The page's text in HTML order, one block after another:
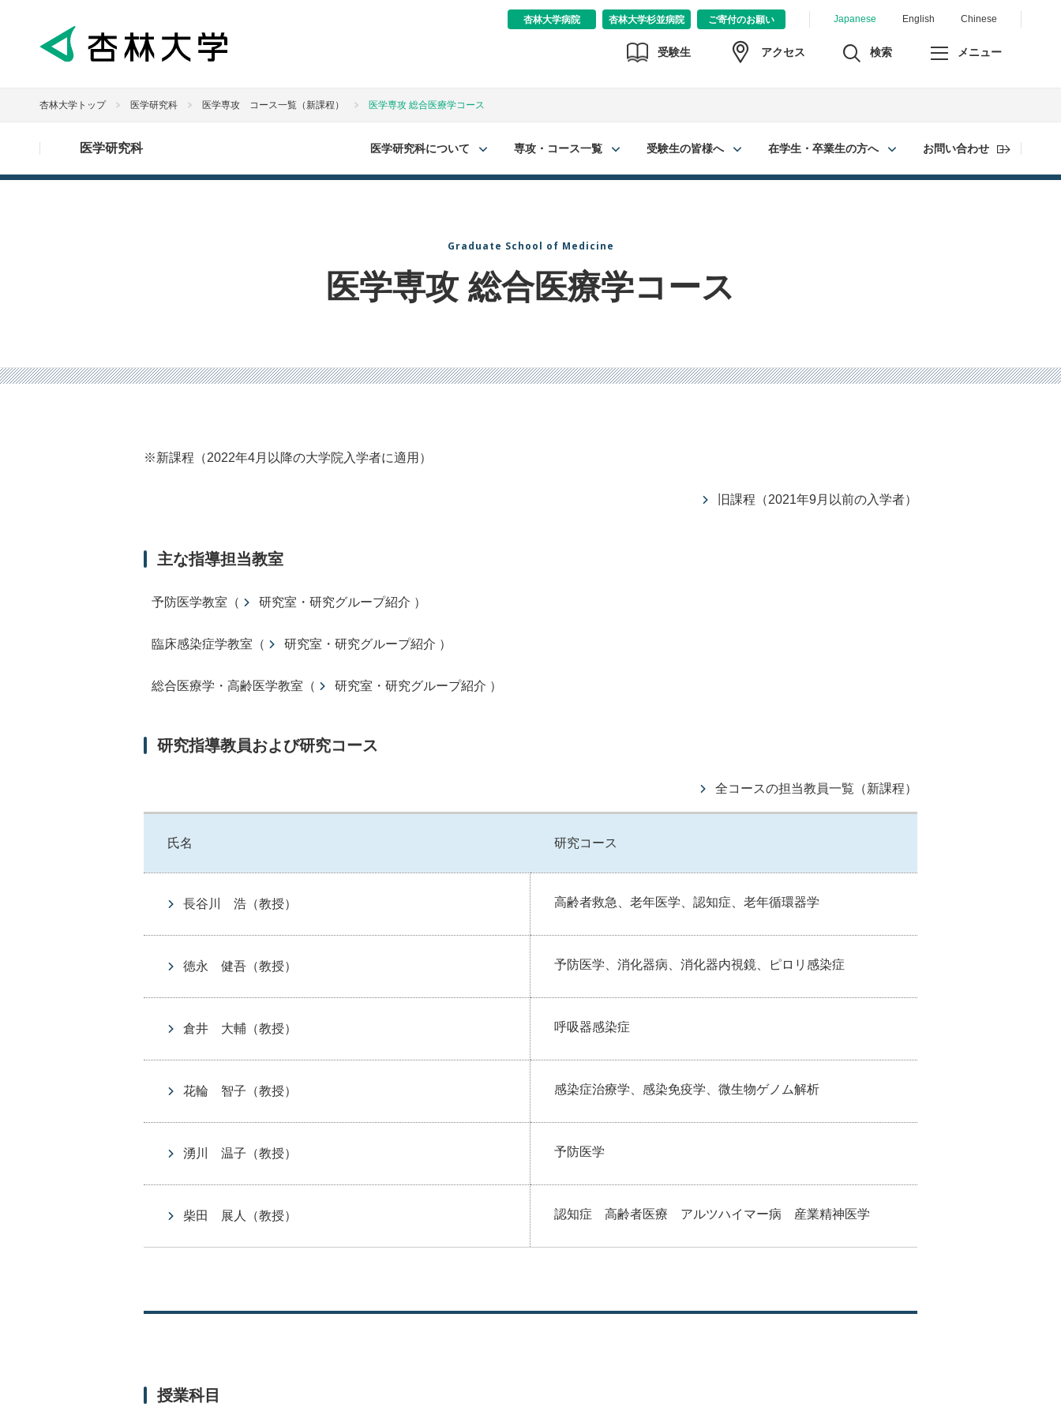
Japanese English Chinese
杏林大学病院 杏林大学杉並病院 ご寄付のお願い
受験生 アクセス 検索 メニュー
杏林大学トップ 医学研究科 医学専攻 コース一覧（新課程） 医学専攻 総合医療学コース
医学研究科 医学研究科について 専攻・コース一覧 受験生の皆様へ 在学生・卒業生の方へ お問い合わせ
Graduate School of Medicine
医学専攻 総合医療学コース
※新課程（2022年4月以降の大学院入学者に適用）
旧課程（2021年9月以前の入学者）
主な指導担当教室
予防医学教室（ 研究室・研究グループ紹介 ）
臨床感染症学教室（ 研究室・研究グループ紹介 ）
総合医療学・高齢医学教室（ 研究室・研究グループ紹介 ）
研究指導教員および研究コース
全コースの担当教員一覧（新課程）
氏名 研究コース
長谷川 浩 （教授） 高齢者救急、老年医学、認知症、老年循環器学
徳永 健吾 （教授） 予防医学、消化器病、消化器内視鏡、ピロリ感染症
倉井 大輔 （教授） 呼吸器感染症
花輪 智子 （教授） 感染症治療学、感染免疫学、微生物ゲノム解析
湧川 温子 （教授） 予防医学
柴田 展人 （教授） 認知症 高齢者医療 アルツハイマー病 産業精神医学
授業科目